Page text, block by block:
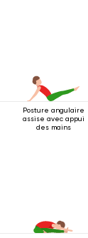
Posture angulaire
assise avec appui
des mains